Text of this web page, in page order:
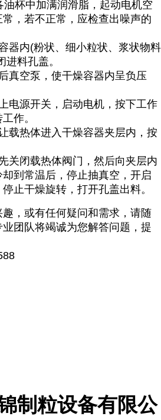
杯中加满润滑脂，起动电机空
，若不正常，应检查出噪声的
器内(粉状、细小粒状、浆状物料
进料孔盖。
真空泵，使干燥容器内呈负压
电源开关，启动电机，按下工作
作。
载热体进入干燥容器夹层内，按
关闭载热体阀门，然后向夹层内
到常温后，停止抽真空，开启
止干燥旋转，打开孔盖出料。
，或有任何疑问和需求，请随
团队将竭诚为您解答问题，提
制粒设备有限公